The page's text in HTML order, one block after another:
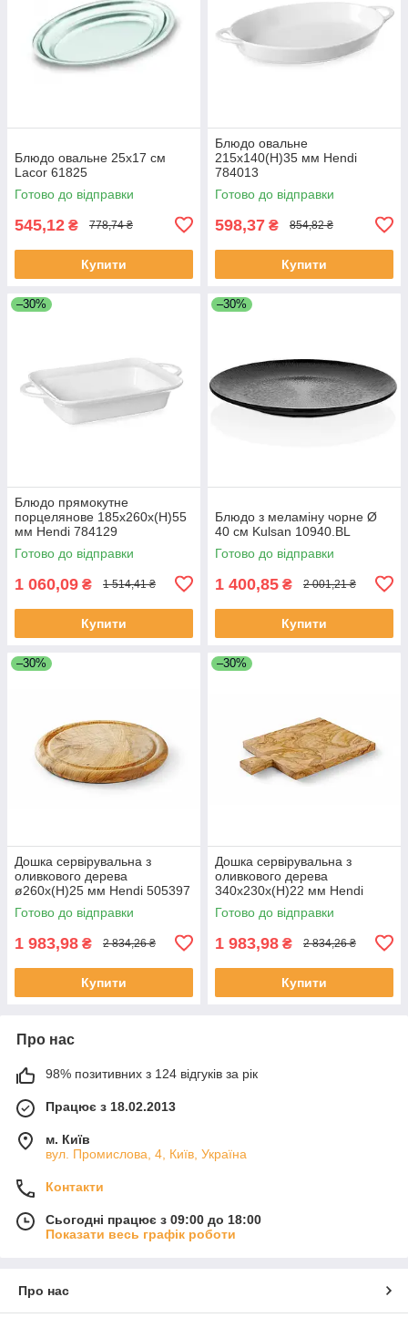
Блюдо овальне 25х17 см
Lacor 61825
Готово до відправки
545,12 ₴ 778,74 ₴
Купити
Блюдо овальне
215x140(Н)35 мм Hendi
784013
Готово до відправки
598,37 ₴ 854,82 ₴
Купити
–30%
Блюдо прямокутне
порцелянове 185х260х(Н)55
мм Hendi 784129
Готово до відправки
1 060,09 ₴ 1 514,41 ₴
Купити
–30%
Блюдо з меламіну чорне Ø
40 см Kulsan 10940.BL
Готово до відправки
1 400,85 ₴ 2 001,21 ₴
Купити
–30%
Дошка сервірувальна з
оливкового дерева
ø260x(H)25 мм Hendi 505397
Готово до відправки
1 983,98 ₴ 2 834,26 ₴
Купити
–30%
Дошка сервірувальна з
оливкового дерева
340x230x(H)22 мм Hendi
505427
Готово до відправки
1 983,98 ₴ 2 834,26 ₴
Купити
Про нас
98% позитивних з 124 відгуків за рік
Працює з 18.02.2013
м. Київ
вул. Промислова, 4, Київ, Україна
Контакти
Сьогодні працює з 09:00 до 18:00
Показати весь графік роботи
Про нас